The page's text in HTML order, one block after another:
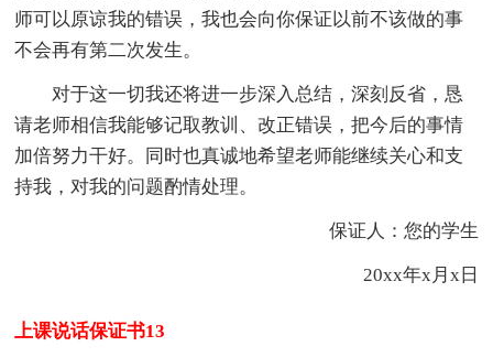
师可以原谅我的错误，我也会向你保证以前不该做的事
不会再有第二次发生。
对于这一切我还将进一步深入总结，深刻反省，恳
请老师相信我能够记取教训、改正错误，把今后的事情
加倍努力干好。同时也真诚地希望老师能继续关心和支
持我，对我的问题酌情处理。
保证人：您的学生
20xx年x月x日
上课说话保证书13